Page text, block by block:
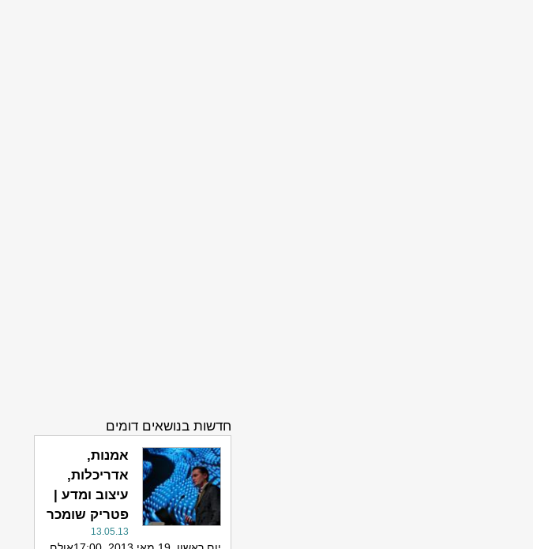
חדשות בנושאים דומים
אמנות,
אדריכלות,
עיצוב ומדע |
פטריק שומכר
13.05.13